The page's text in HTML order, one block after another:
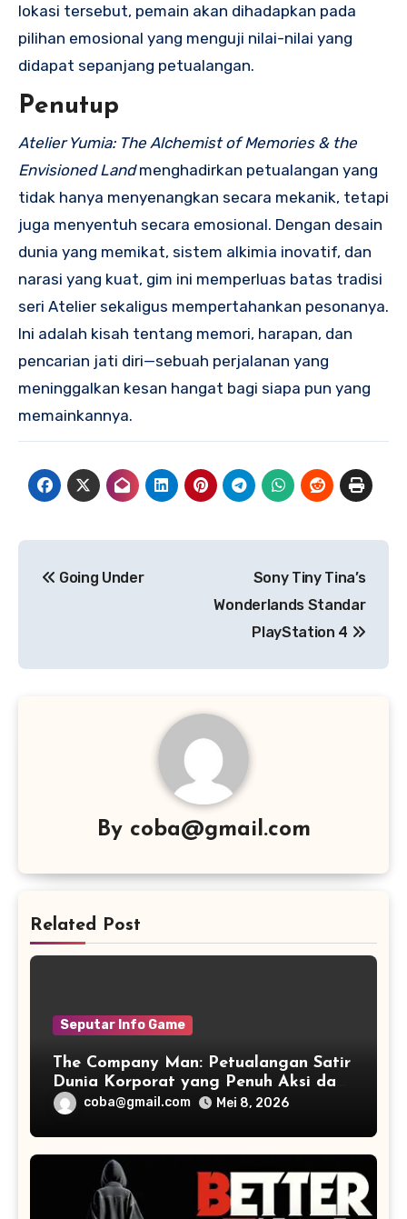
lokasi tersebut, pemain akan dihadapkan pada
pilihan emosional yang menguji nilai-nilai yang
didapat sepanjang petualangan.
Penutup
Atelier Yumia: The Alchemist of Memories & the
Envisioned Landmenghadirkan petualangan yang
tidak hanya menyenangkan secara mekanik, tetapi
juga menyentuh secara emosional. Dengan desain
dunia yang memikat, sistem alkimia inovatif, dan
narasi yang kuat, gim ini memperluas batas tradisi
seri Atelier sekaligus mempertahankan pesonanya.
Ini adalah kisah tentang memori, harapan, dan
pencarian jati diri—sebuah perjalanan yang
meninggalkan kesan hangat bagi siapa pun yang
memainkannya.
Going Under
Sony Tiny Tina’s
Wonderlands Standar
PlayStation 4
By coba@gmail.com
Related Post
Seputar Info Game
The Company Man: Petualangan Satir
Dunia Korporat yang Penuh Aksi dan
Humorcoba@gmail.com Mei 8, 2026